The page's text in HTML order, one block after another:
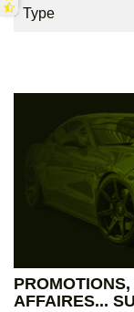
Type
AFFAIRES...